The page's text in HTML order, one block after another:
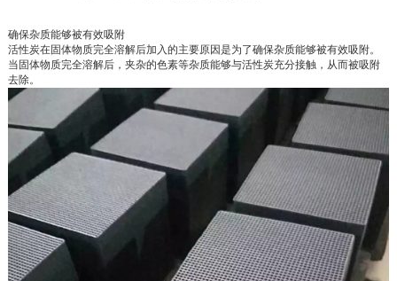
确保杂质能够被有效吸附
活性炭在固体物质完全溶解后加入的主要原因是为了确保杂质能够被有效吸附。
当固体物质完全溶解后，夹杂的色素等杂质能够与活性炭充分接触，从而被吸附
去除。